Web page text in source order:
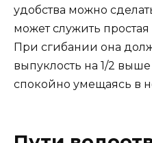
удобства можно
может служить
При сгибании она
выпуклость на 1/2
спокойно умещаясь в